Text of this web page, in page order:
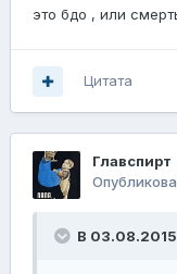
это бдо , или
Цитата
Главспирт
В 03.08.2015